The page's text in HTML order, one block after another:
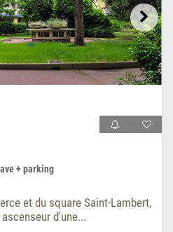
+ parking
et du square Saint-Lambert,
d'une...